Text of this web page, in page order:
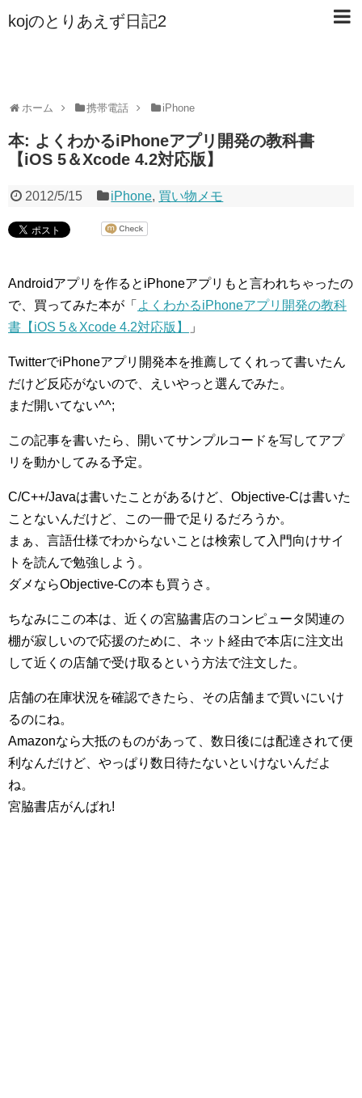
kojのとりあえず日記2
ホーム 携帯電話 iPhone
本: よくわかるiPhoneアプリ開発の教科書
【iOS 5＆Xcode 4.2対応版】
2012/5/15 iPhone, 買い物メモ
Androidアプリを作るとiPhoneアプリもと言われちゃったの
で、買ってみた本が「 よくわかるiPhoneアプリ開発の教科
書【iOS 5＆Xcode 4.2対応版】
」
TwitterでiPhoneアプリ開発本を推薦してくれって書いたん
だけど反応がないので、えいやっと選んでみた。
まだ開いてない^^;
この記事を書いたら、開いてサンプルコードを写してアプ
リを動かしてみる予定。
C/C++/Javaは書いたことがあるけど、Objective-Cは書いた
ことないんだけど、この一冊で足りるだろうか。
まぁ、言語仕様でわからないことは検索して入門向けサイ
トを読んで勉強しよう。
ダメならObjective-Cの本も買うさ。
ちなみにこの本は、近くの宮脇書店のコンピュータ関連の
棚が寂しいので応援のために、ネット経由で本店に注文出
して近くの店舗で受け取るという方法で注文した。
店舗の在庫状況を確認できたら、その店舗まで買いにいけ
るのにね。
Amazonなら大抵のものがあって、数日後には配達されて便
利なんだけど、やっぱり数日待たないといけないんだよ
ね。
宮脇書店がんばれ!